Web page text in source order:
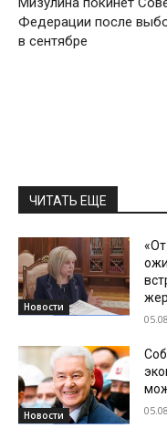
Федерации после
в сентябре
ЧИТАТЬ ЕЩЕ
Новости
Новости